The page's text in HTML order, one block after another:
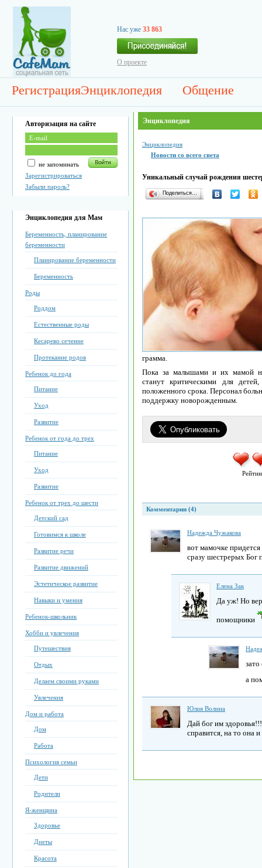
Нас уже 33 863
О проекте
РегистрацияЭнциклопедия Общение
Авторизация на сайте
не запоминать
Зарегистрироваться
Забыли пароль?
Энциклопедия для Мам
Беременность, планирование
беременности
Планирование беременности
Беременность
Роды
Роддом
Естественные роды
Кесарево сечение
Протекание родов
Ребенок до года
Питание
Уход
Развитие
Ребенок от года до трех
Питание
Уход
Развитие
Ребенок от трех до шести
Детский сад
Готовимся к школе
Развитие речи
Развитие движений
Эстетическое развитие
Навыки и умения
Ребенок-школьник
Хобби и увлечения
Путешествия
Отдых
Делаем своими руками
Увлечения
Дом и работа
Дом
Работа
Психология семьи
Дети
Родители
Я-женщина
Здоровье
Диеты
Красота
Энциклопедия
Энциклопедия
Новости со всего света
Уникальный случай рождения
Поделиться…
грамма.
Пока за малышами и их мамой
станут критическими для
положенного срока. Персонал
поддержку новорожденным.
Комментарии (4)
Надежда Чужакова
вот мамочке
сразу шестрерых Бог
Елена Зак
Да уж! Но
помощники
а
Юлия Волина
Дай бог им
справится, на то она